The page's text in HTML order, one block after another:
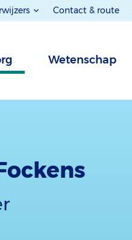
Contact & route
Wetenschap